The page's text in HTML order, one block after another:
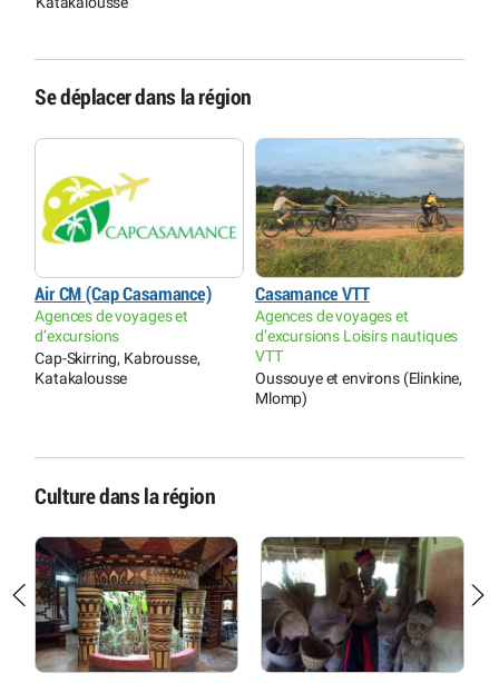
Se déplacer dans la région
Air CM (Cap Casamance)
Agences de voyages et
d’excursions
Cap-Skirring, Kabrousse,
Katakalousse
Casamance VTT
Agences de voyages et
d’excursions Loisirs nautiques
VTT
Oussouye et environs (Elinkine,
Mlomp)
Culture dans la région